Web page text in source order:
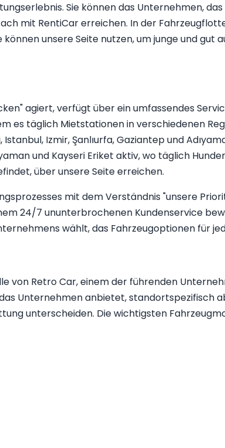
Sie können das Unternehmen,
mit RentiCar erreichen. In der
unsere Seite nutzen, um junge und
agiert, verfügt über ein umfassendes
es täglich Mietstationen in verschiedenen
Izmir, Şanlıurfa, Gaziantep und
und Kayseri Eriket aktiv, wo täglich
über unsere Seite erreichen.
mit dem Verständnis "unsere
24/7 ununterbrochenen Kundenservice
wählt, das Fahrzeugoptionen für
Retro Car, einem der führenden
Unternehmen anbietet, standortspezifisch
unterscheiden. Die wichtigsten